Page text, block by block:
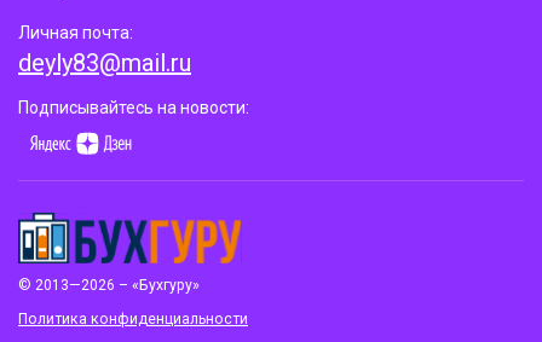
© 2013—2026 – «Бухгуру»
Политика конфиденциальности
Личная почта:
deyly83@mail.ru
Подписывайтесь на новости: